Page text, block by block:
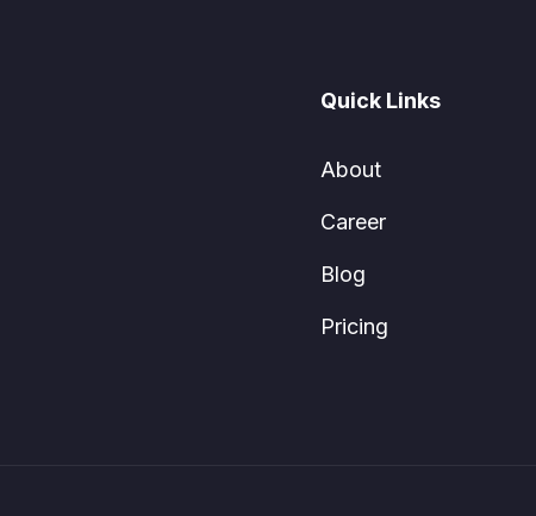
Quick Links
About
Career
Blog
Pricing